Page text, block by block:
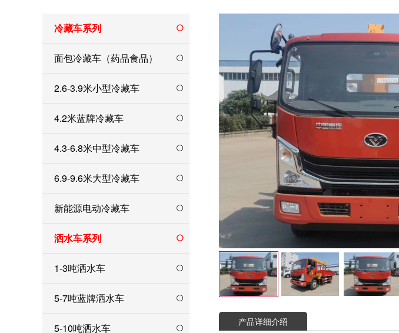
冷藏车系列
面包冷藏车（药品食品）
2.6-3.9米小型冷藏车
4.2米蓝牌冷藏车
4.3-6.8米中型冷藏车
6.9-9.6米大型冷藏车
新能源电动冷藏车
洒水车系列
1-3吨洒水车
5-7吨蓝牌洒水车
5-10吨洒水车 产品详细介绍